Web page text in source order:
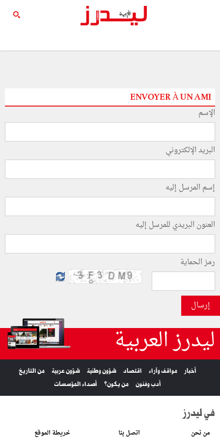
ENVOYER À UN AMI
الإسم
البريد الإلكتروني
إسم المرسل إليه
العنون البريدي للمرسل إليه
رمز الحماية
إرسال
ليدرز العربية
أخبار مواقف وآراء اقتصاد شؤون وطنية شؤون عربية
من التاريخ
أدب وفنون
من يكون؟ أصداء المؤسسات
في ليدرز
من نحن اتصل بنا خريطة الموقع